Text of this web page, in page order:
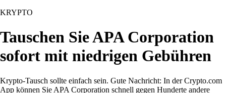
KRYPTO
Tauschen Sie APA Corporation
sofort mit niedrigen Gebühren
Krypto-Tausch sollte einfach sein. Gute Nachricht: In der Crypto.com
App können Sie APA Corporation schnell gegen Hunderte andere